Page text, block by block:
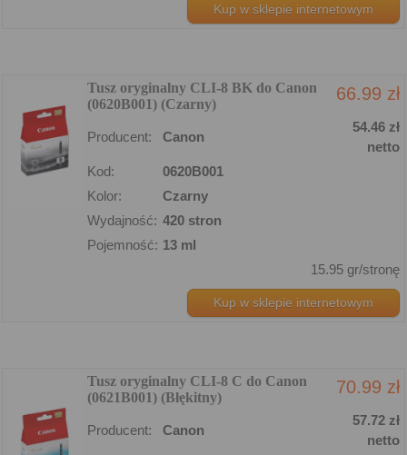
Kup w sklepie internetowym
Tusz oryginalny CLI-8 BK do Canon
(0620B001) (Czarny)
66.99 zł
Producent: Canon
54.46 zł
netto
Kod:
0620B001
Kolor:
Czarny
Wydajność: 420 stron
Pojemność: 13 ml
15.95 gr/stronę
Kup w sklepie internetowym
Tusz oryginalny CLI-8 C do Canon
(0621B001) (Błękitny)
70.99 zł
Producent: Canon
57.72 zł
netto